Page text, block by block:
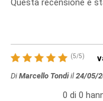
Questa recensione è
(5/5)
Di Marcello Tondiil 24/05/
0 di 0